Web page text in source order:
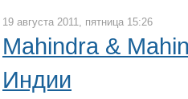
19 августа 2011, пятница 15:26
Mahindra &
Индии